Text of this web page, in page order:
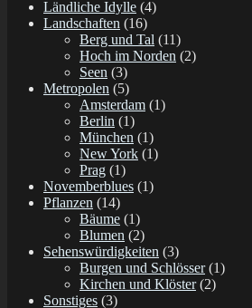
Ländliche Idylle (4)
Landschaften (16)
Berg und Tal (11)
Hoch im Norden (2)
Seen (3)
Metropolen (5)
Amsterdam (1)
Berlin (1)
München (1)
New York (1)
Prag (1)
Novemberblues (1)
Pflanzen (14)
Bäume (1)
Blumen (2)
Sehenswürdigkeiten (3)
Burgen und Schlösser(1)
Kirchen und Klöster(2)
Sonstiges (3)